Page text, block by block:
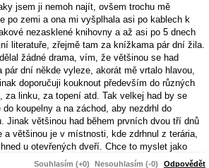
jsem ji nemoh najít, ovšem trochu mě
po zemi a ona mi vyšplhala asi po kablech k
nezasklené knihovny a až asi po 5 dnech
literatuře, zřejmě tam za knížkama pár dní žila.
žádné drama, vím, že většinou se had
dní někde vyleze, akorát mě vrtalo hlavou,
doporučuji kouknout především do různých
za linku, za topení atd. Tak velkej had by se
koupelny a na záchod, aby nezdrhl do
Jinak většinou had během prvních dvou tří dnů
většinou je v místnosti, kde zdrhnul z terária,
u otevřených dveří. Chce to myslet jako
od terária a postupně prohledávat možné
Souhlasím (+0) Nesouhlasím (-0) Odpovědět